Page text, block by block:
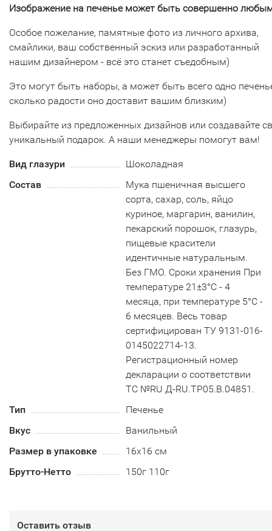
Изображение на печенье может быть совершенно
Особое пожелание, памятные фото из личного архива,
смайлики, ваш собственный эскиз или разработанный
нашим дизайнером - всё это станет съедобным)
Это могут быть наборы, а может быть всего одно
сколько радости оно доставит вашим близким)
Выбирайте из предложенных дизайнов или создавайте
уникальный подарок. А наши менеджеры помогут вам!
Вид глазури
Шоколадная
Состав
Мука пшеничная высшего
сорта, сахар, соль, яйцо
куриное, маргарин, ванилин,
пекарский порошок, глазурь,
пищевые красители
идентичные натуральным.
Без ГМО. Сроки хранения При
температуре 21±3°С - 4
месяца, при температуре 5°С -
6 месяцев. Весь товар
сертифицирован ТУ 9131-016-
0145022714-13.
Регистрационный номер
декларации о соответствии
ТС №RU Д-RU.TP05.B.04851.
Тип
Печенье
Вкус
Ванильный
Размер в упаковке
16х16 см
Брутто-Нетто
150г 110г
Оставить отзыв